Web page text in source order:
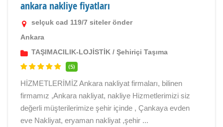
ankara nakliye fiyatları
selçuk cad 119/7 siteler önder
Ankara
TAŞIMACILIK-LOJİSTİK / Şehiriçi Taşıma
(5)
HİZMETLERİMİZ Ankara nakliyat firmaları, bilinen
firmamız ,Ankara nakliyat, nakliye Hizmetlerimizi siz
değerli müşterilerimize şehir içinde , Çankaya evden
eve Nakliyat, eryaman nakliyat ,şehir ...